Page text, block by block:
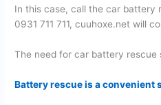
In this case, call the car battery
0931 711 711, cuuhoxe.net will
The need for car battery rescue
Battery rescue is a convenient